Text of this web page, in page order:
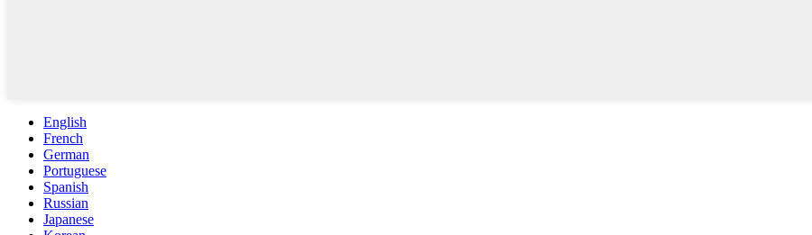
English
French
German
Portuguese
Spanish
Russian
Japanese